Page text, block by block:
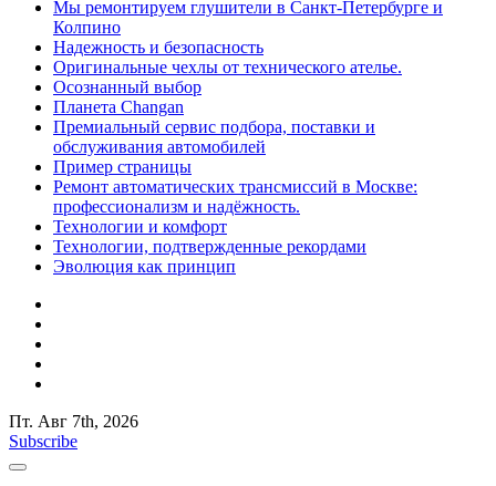
Мы ремонтируем глушители в Санкт-Петербурге и
Колпино
Надежность и безопасность
Оригинальные чехлы от технического ателье.
Осознанный выбор
Планета Changan
Премиальный сервис подбора, поставки и
обслуживания автомобилей
Пример страницы
Ремонт автоматических трансмиссий в Москве:
профессионализм и надёжность.
Технологии и комфорт
Технологии, подтвержденные рекордами
Эволюция как принцип
Пт. Авг 7th, 2026
Subscribe